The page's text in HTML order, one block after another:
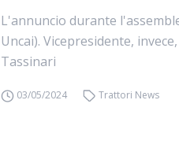
L'annuncio durante
Uncai). Vicepresidente,
Tassinari
03/05/2024 Trattori News